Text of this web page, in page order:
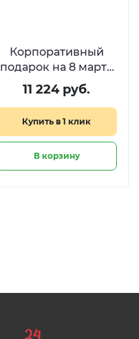
Корпоративный
подарок на 8 марта
из 6 букетов с
тюльпанами
11 224 руб.
Купить в 1 клик
В корзину